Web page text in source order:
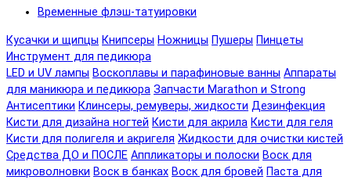
Временные флэш-татуировки
Кусачки и щипцы Книпсеры Ножницы Пушеры Пинцеты
Инструмент для педикюра
LED и UV лампы Воскоплавы и парафиновые ванны Аппараты
для маникюра и педикюра Запчасти Marathon и Strong
Антисептики Клинсеры, ремуверы, жидкости Дезинфекция
Кисти для дизайна ногтей Кисти для акрила Кисти для геля
Кисти для полигеля и акригеля Жидкости для очистки кистей
Средства ДО и ПОСЛЕ Аппликаторы и полоски Воск для
микроволновки Воск в банках Воск для бровей Паста для